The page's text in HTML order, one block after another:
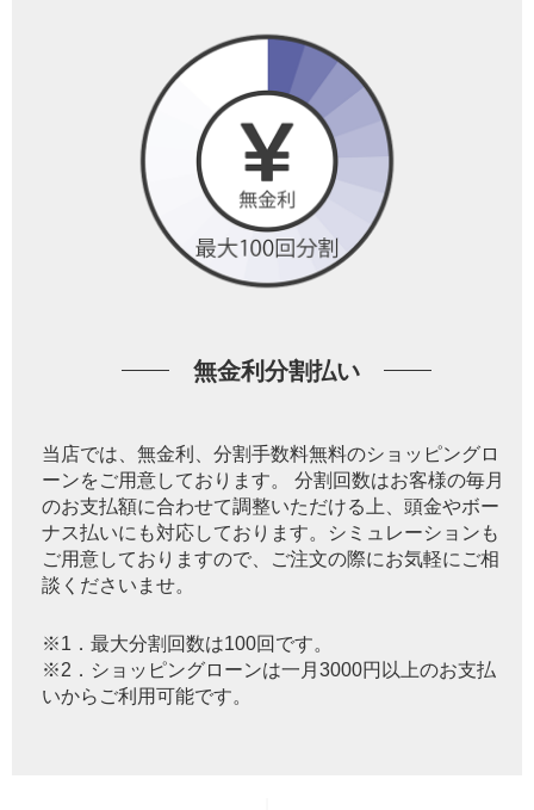
無金利分割払い
当店では、無金利、分割手数料無料のショッピングロ
ーンをご用意しております。 分割回数はお客様の毎月
のお支払額に合わせて調整いただける上、頭金やボー
ナス払いにも対応しております。シミュレーションも
ご用意しておりますので、ご注文の際にお気軽にご相
談くださいませ。
※1．最大分割回数は100回です。
※2．ショッピングローンは一月3000円以上のお支払
いからご利用可能です。